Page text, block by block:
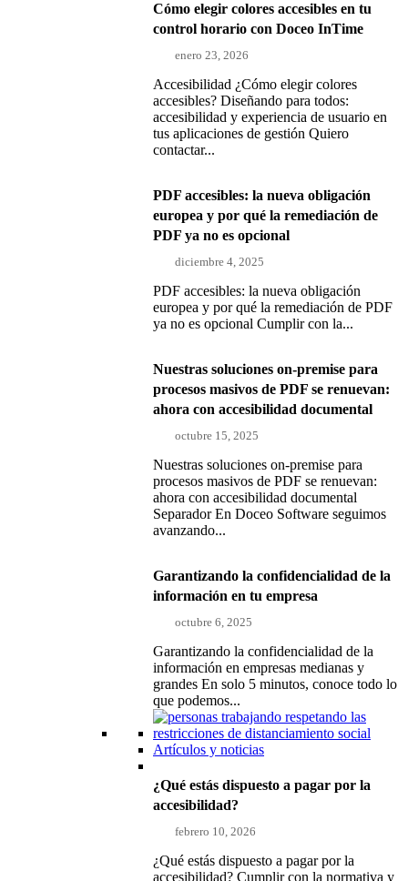
Cómo elegir colores accesibles en tu
control horario con Doceo InTime
enero 23, 2026
Accesibilidad ¿Cómo elegir colores
accesibles? Diseñando para todos:
accesibilidad y experiencia de usuario en
tus aplicaciones de gestión Quiero
contactar...
PDF accesibles: la nueva obligación
europea y por qué la remediación de
PDF ya no es opcional
diciembre 4, 2025
PDF accesibles: la nueva obligación
europea y por qué la remediación de PDF
ya no es opcional Cumplir con la...
Nuestras soluciones on-premise para
procesos masivos de PDF se renuevan:
ahora con accesibilidad documental
octubre 15, 2025
Nuestras soluciones on-premise para
procesos masivos de PDF se renuevan:
ahora con accesibilidad documental
Separador En Doceo Software seguimos
avanzando...
Garantizando la confidencialidad de la
información en tu empresa
octubre 6, 2025
Garantizando la confidencialidad de la
información en empresas medianas y
grandes En solo 5 minutos, conoce todo lo
que podemos...
Artículos y noticias
¿Qué estás dispuesto a pagar por la
accesibilidad?
febrero 10, 2026
¿Qué estás dispuesto a pagar por la
accesibilidad? Cumplir con la normativa y